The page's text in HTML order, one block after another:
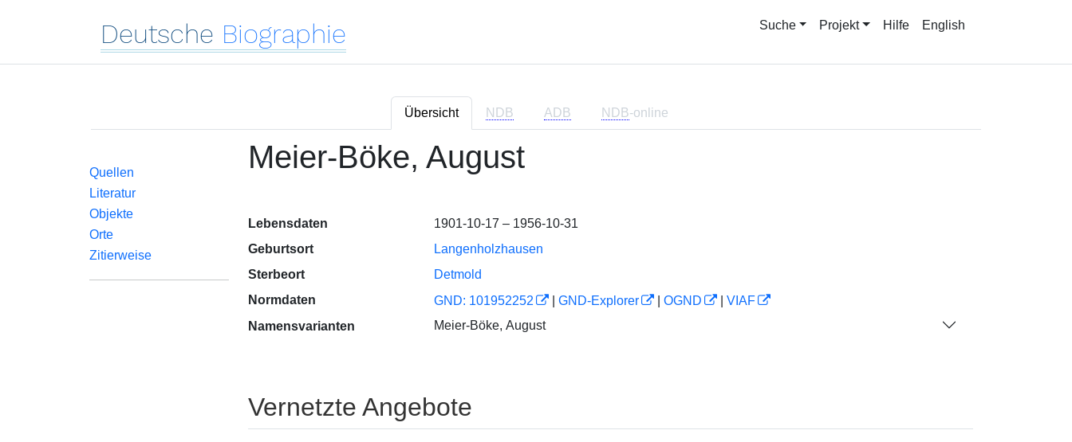
Deutsche Biographie Suche Projekt Hilfe English
Übersicht NDB ADB NDB-online
Quellen
Literatur
Objekte
Orte
Zitierweise
Meier-Böke, August
Lebensdaten
1901-10-17 – 1956-10-31
Geburtsort
Langenholzhausen
Sterbeort
Detmold
Normdaten
GND: 101952252 GND-Explorer OGND
VIAF
Namensvarianten
Meier-Böke, August
Vernetzte Angebote